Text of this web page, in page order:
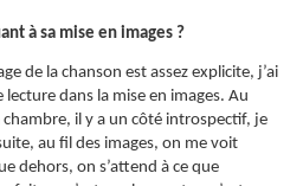
à sa mise en images ?
de la chanson est assez explicite, j’ai
dans la mise en images. Au
il y a un côté introspectif, je
au fil des images, on me voit
dehors, on s’attend à ce que